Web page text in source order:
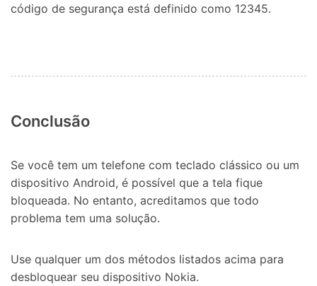
código de segurança está definido como 12345.
Conclusão
Se você tem um telefone com teclado clássico ou um
dispositivo Android, é possível que a tela fique
bloqueada. No entanto, acreditamos que todo
problema tem uma solução.
Use qualquer um dos métodos listados acima para
desbloquear seu dispositivo Nokia.